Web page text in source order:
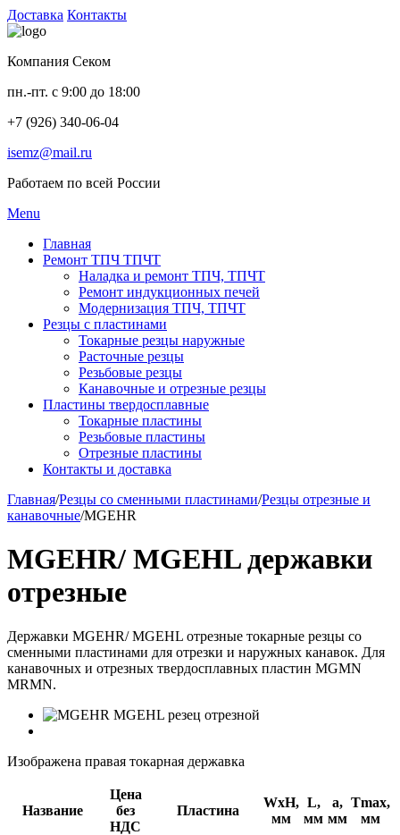
Доставка Контакты
Компания Секом
пн.-пт. с 9:00 до 18:00
+7 (926) 340-06-04
isemz@mail.ru
Работаем по всей России
Menu
Главная
Ремонт ТПЧ ТПЧТ
Наладка и ремонт ТПЧ, ТПЧТ
Ремонт индукционных печей
Модернизация ТПЧ, ТПЧТ
Резцы с пластинами
Токарные резцы наружные
Расточные резцы
Резьбовые резцы
Канавочные и отрезные резцы
Пластины твердосплавные
Токарные пластины
Резьбовые пластины
Отрезные пластины
Контакты и доставка
Главная/Резцы со сменными пластинами/Резцы отрезные и
канавочные/MGEHR
MGEHR/ MGEHL державки
отрезные
Державки MGEHR/ MGEHL отрезные токарные резцы со
сменными пластинами для отрезки и наружных канавок. Для
канавочных и отрезных твердосплавных пластин MGMN
MRMN.
Изображена правая токарная державка
Название
Цена
без
НДС
Пластина
WxH,
мм
L,
мм
a,
мм
Tmax,
мм